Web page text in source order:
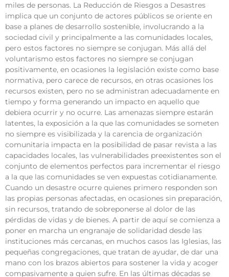
miles de personas. La Reducción de Riesgos a Desastres
implica que un conjunto de actores públicos se oriente en
base a planes de desarrollo sostenible, involucrando a la
sociedad civil y principalmente a las comunidades locales,
pero estos factores no siempre se conjugan. Más allá del
voluntarismo estos factores no siempre se conjugan
positivamente, en ocasiones la legislación existe como base
normativa, pero carece de recursos, en otras ocasiones los
recursos existen, pero no se administran adecuadamente en
tiempo y forma generando un impacto en aquello que
debiera ocurrir y no ocurre. Las amenazas siempre estarán
latentes, la exposición a la que las comunidades se someten
no siempre es visibilizada y la carencia de organización
comunitaria impacta en la posibilidad de pasar revista a las
capacidades locales, las vulnerabilidades preexistentes son el
conjunto de elementos perfectos para incrementar el riesgo
a la que las comunidades se ven expuestas cotidianamente.
Cuando un desastre ocurre quienes primero responden son
las propias personas afectadas, en ocasiones sin preparación,
sin recursos, tratando de sobreponerse al dolor de las
pérdidas de vidas y de bienes. A partir de aquí se comienza a
poner en marcha un engranaje de solidaridad desde las
instituciones más cercanas, en muchos casos las Iglesias, las
pequeñas congregaciones, que tratan de ayudar, de dar una
mano con los brazos abiertos para sostener la vida y acoger
compasivamente a quien sufre. En las últimas décadas se